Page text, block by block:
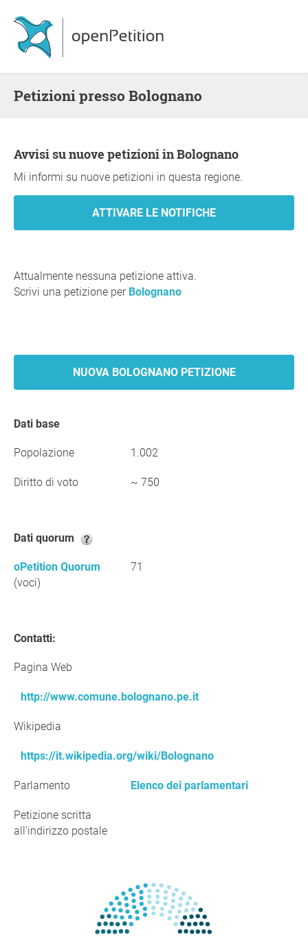
Petizioni presso Bolognano
Avvisi su nuove petizioni in Bolognano
Mi informi su nuove petizioni in questa regione.
Attualmente nessuna petizione attiva.
Scrivi una petizione per Bolognano
NUOVA BOLOGNANO PETIZIONE
Dati base
Popolazione 1.002
Diritto di voto ~ 750
Dati quorum
oPetition Quorum
(voci)
71
Contatti:
Pagina Web
http://www.comune.bolognano.pe.it
Wikipedia
https://it.wikipedia.org/wiki/Bolognano
Parlamento Elenco dei parlamentari
Petizione scritta
all'indirizzo postale